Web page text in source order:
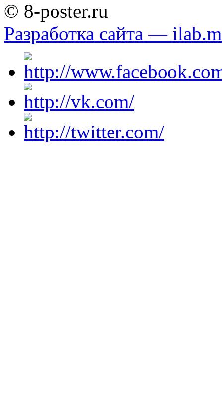
© 8-poster.ru
Разработка сайта —